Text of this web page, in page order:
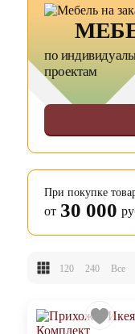
по
проектам
При покупке
от 30 000
120 240 Все